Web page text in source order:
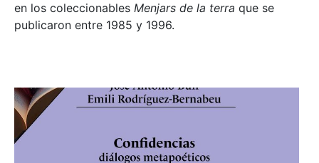
en los coleccionables Menjars de la terra que se
publicaron entre 1985 y 1996.